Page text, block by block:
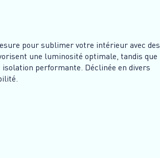
pour sublimer votre intérieur avec des
une luminosité optimale, tandis que
performante. Déclinée en divers